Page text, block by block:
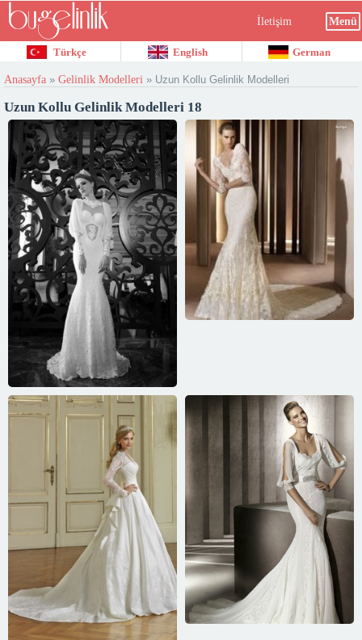
İletişim Menü
Türkçe English German
Anasayfa » Gelinlik Modelleri » Uzun Kollu Gelinlik Modelleri
Uzun Kollu Gelinlik Modelleri 18